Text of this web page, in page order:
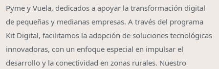
Pyme y Vuela, dedicados a apoyar la transformación digital
de pequeñas y medianas empresas. A través del programa
Kit Digital, facilitamos la adopción de soluciones tecnológicas
innovadoras, con un enfoque especial en impulsar el
desarrollo y la conectividad en zonas rurales. Nuestro